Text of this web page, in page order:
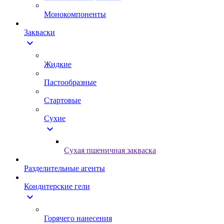
Монокомпоненты
Закваски
expand_more
Жидкие
Пастообразные
Стартовые
Сухие
expand_more
Сухая пшеничная закваска
Разделительные агенты
Кондитерские гели
expand_more
Горячего нанесения